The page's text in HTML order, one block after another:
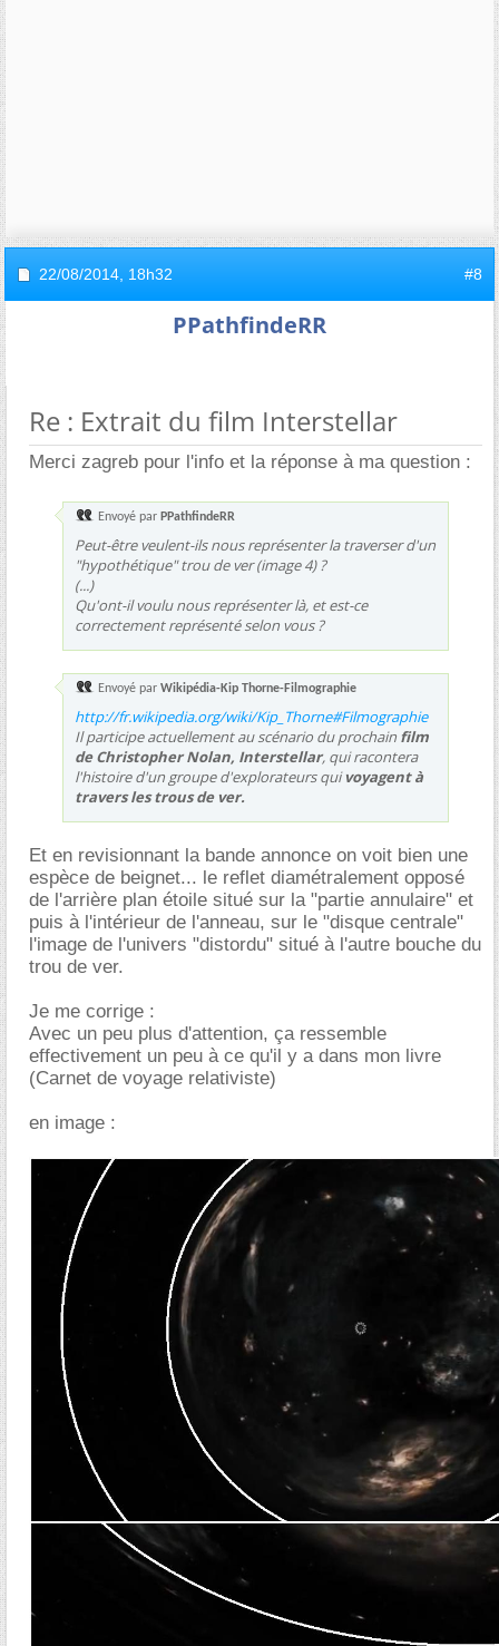
22/08/2014, 18h32 #8
PPathfindeRR
Re : Extrait du film Interstellar
Merci zagreb pour l'info et la réponse à ma question :
Envoyé par PPathfindeRR
Peut-être veulent-ils nous représenter la traverser d'un
"hypothétique" trou de ver (image 4) ?
(...)
Qu'ont-il voulu nous représenter là, et est-ce
correctement représenté selon vous ?
Envoyé par Wikipédia-Kip Thorne-Filmographie
http://fr.wikipedia.org/wiki/Kip_Thorne#Filmographie
Il participe actuellement au scénario du prochain film
de Christopher Nolan, Interstellar, qui racontera
l'histoire d'un groupe d'explorateurs quivoyagent à
travers les trous de ver.
Et en revisionnant la bande annonce on voit bien une
espèce de beignet... le reflet diamétralement opposé
de l'arrière plan étoile situé sur la "partie annulaire" et
puis à l'intérieur de l'anneau, sur le "disque centrale"
l'image de l'univers "distordu" situé à l'autre bouche du
trou de ver.
Je me corrige :
Avec un peu plus d'attention, ça ressemble
effectivement un peu à ce qu'il y a dans mon livre
(Carnet de voyage relativiste)
en image :